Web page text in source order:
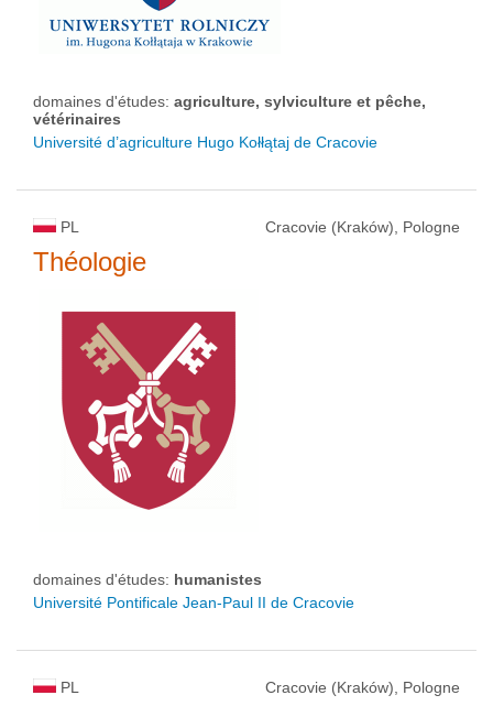
domaines d'études: agriculture, sylviculture et pêche,
vétérinaires
Université d’agriculture Hugo Kołłątaj de Cracovie
PL Cracovie (Kraków), Pologne
Théologie
domaines d'études: humanistes
Université Pontificale Jean-Paul II de Cracovie
PL Cracovie (Kraków), Pologne